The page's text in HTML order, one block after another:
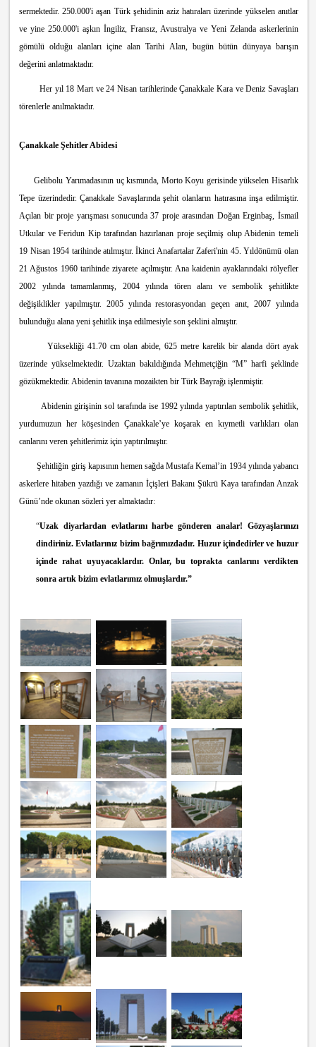
sermektedir. 250.000'i aşan Türk şehidinin aziz hatıraları üzerinde yükselen anıtlar
ve yine 250.000'i aşkın İngiliz, Fransız, Avustralya ve Yeni Zelanda askerlerinin
gömülü olduğu alanları içine alan Tarihi Alan, bugün bütün dünyaya barışın
değerini anlatmaktadır.
Her yıl 18 Mart ve 24 Nisan tarihlerinde Çanakkale Kara ve Deniz Savaşları
törenlerle anılmaktadır.
Çanakkale Şehitler Abidesi
Gelibolu Yarımadasının uç kısmında, Morto Koyu gerisinde yükselen Hisarlık
Tepe üzerindedir. Çanakkale Savaşlarında şehit olanların hatırasına inşa edilmiştir.
Açılan bir proje yarışması sonucunda 37 proje arasından Doğan Erginbaş, İsmail
Utkular ve Feridun Kip tarafından hazırlanan proje seçilmiş olup Abidenin temeli
19 Nisan 1954 tarihinde atılmıştır. İkinci Anafartalar Zaferi'nin 45. Yıldönümü olan
21 Ağustos 1960 tarihinde ziyarete açılmıştır. Ana kaidenin ayaklarındaki rölyefler
2002 yılında tamamlanmış, 2004 yılında tören alanı ve sembolik şehitlikte
değişiklikler yapılmıştır. 2005 yılında restorasyondan geçen anıt, 2007 yılında
bulunduğu alana yeni şehitlik inşa edilmesiyle son şeklini almıştır.
Yüksekliği 41.70 cm olan abide, 625 metre karelik bir alanda dört ayak
üzerinde yükselmektedir. Uzaktan bakıldığında Mehmetçiğin “M” harfi şeklinde
gözükmektedir. Abidenin tavanına mozaikten bir Türk Bayrağı işlenmiştir.
Abidenin girişinin sol tarafında ise 1992 yılında yaptırılan sembolik şehitlik,
yurdumuzun her köşesinden Çanakkale’ye koşarak en kıymetli varlıkları olan
canlarını veren şehitlerimiz için yaptırılmıştır.
Şehitliğin giriş kapısının hemen sağda Mustafa Kemal’in 1934 yılında yabancı
askerlere hitaben yazdığı ve zamanın İçişleri Bakanı Şükrü Kaya tarafından Anzak
Günü’nde okunan sözleri yer almaktadır:
“Uzak diyarlardan evlatlarını harbe gönderen analar! Gözyaşlarınızı
dindiriniz. Evlatlarınız bizim bağrımızdadır. Huzur içindedirler ve huzur
içinde rahat uyuyacaklardır. Onlar, bu toprakta canlarını verdikten
sonra artık bizim evlatlarımız olmuşlardır.”